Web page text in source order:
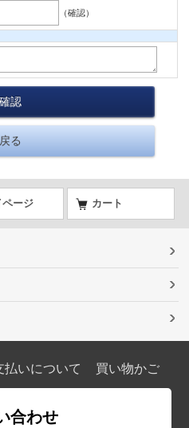
（確認）
ページ カート
払いについて 買い物かご
合わせ